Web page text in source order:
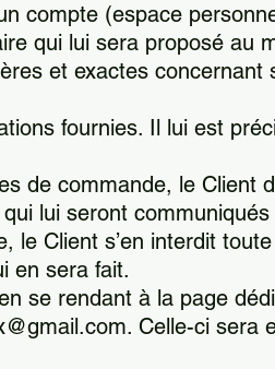
compte (espace
qui lui sera proposé au
et exactes concernant
fournies. Il lui est
de commande, le Client
lui seront
Client s’en interdit
en sera fait.
se rendant à la page
Celle-ci sera